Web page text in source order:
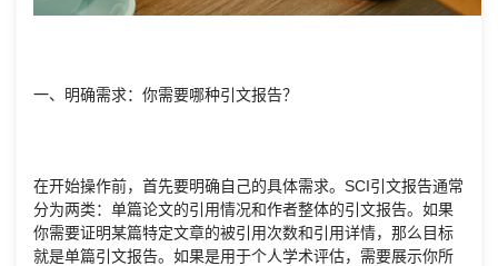
一、明确需求：你需要哪种引文报告？
在开始操作前，首先要明确自己的具体需求。SCI引文报告通常
分为两类：单篇论文的引用情况和作者整体的引文报告。如果
你需要证明某篇特定文章的被引用次数和引用详情，那么目标
就是单篇引文报告。如果是用于个人学术评估，需要展示你所